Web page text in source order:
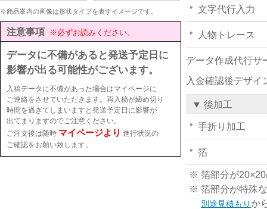
※商品案内の画像は形状タイプを表すイメージです。
注意事項 ※必ずお読みください。
データに不備があると発送予定日に
影響が出る可能性がございます。
入稿データに不備があった場合はマイページに
ご連絡をさせていただきます。再入稿が締め切り
時間を過ぎてしまいますと発送予定日に影響が
出てまりますのでご注意ください。
ご注文後は随時 マイページより 進行状況の
ご確認をお願い致します。
文字代行入力
人物トレース
データ作成代行サ
入金確認後デザイ
▼ 後加工
手折り加工
箔
※ 箔部分が20×20
※ 箔部分が特殊
別途見積もりか